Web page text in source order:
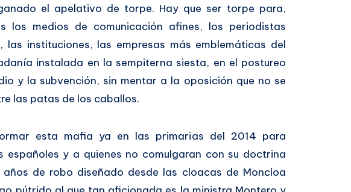
el apelativo de torpe. Hay que ser torpe para,
los medios de comunicación afines, los periodistas
las instituciones, las empresas más emblemáticas del
instalada en la sempiterna siesta, en el postureo
y la subvención, sin mentar a la oposición que no se
las patas de los caballos.
esta mafia ya en las primarias del 2014 para
españoles y a quienes no comulgaran con su doctrina
de robo diseñado desde las cloacas de Moncloa